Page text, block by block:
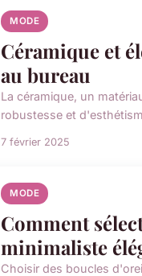
MODE
Céramique et
au bureau
La céramique, un
robustesse et
7 février 2025
MODE
Comment
minimaliste
Choisir des boucles